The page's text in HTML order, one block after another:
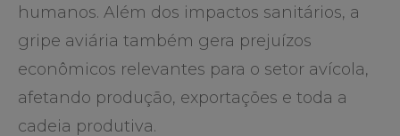
humanos. Além dos impactos sanitários, a
gripe aviária também gera prejuízos
econômicos relevantes para o setor avícola,
afetando produção, exportações e toda a
cadeia produtiva.